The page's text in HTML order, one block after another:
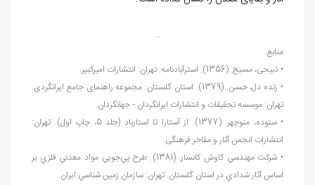
…
منابع:
• ذبیحی، مسیح. (1356). استرآبادنامه. تهران: انتشارات امیرکبیر.
• زنده دل، حسن. (1379). استان گلستان: مجموعه راهنمای جامع ایرانگردی.
تهران: موسسه تحقیقات و انتشارات ایرانگردان - جهانگردان.
• ستوده، منوچهر. (1377). از آستارا تا استارباد (جلد 5، چاپ اول). تهران:
انتشارات انجمن آثار و مفاخر فرهنگی.
• شركت مهندسي كاوش كانسار. (1381). طرح پي
جويي مواد معدني فلزي بر
اساس آثار شدادي در استان گلستان. تهران: سازمان زمين شناسي ايران.